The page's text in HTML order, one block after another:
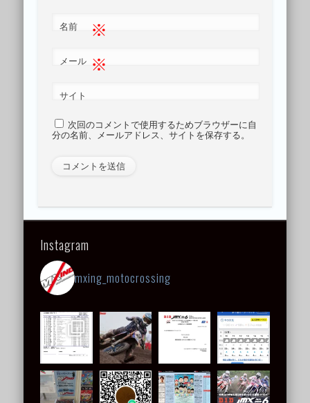
名前 ※
メール ※
サイト
次回のコメントで使用するためブラウザーに自
分の名前、メールアドレス、サイトを保存する。
Instagram
mxing_motocrossing